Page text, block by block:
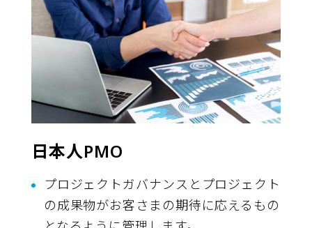
日本人PMO
プロジェクトガバナンスとプロジェクト
の成果物がお客さまの期待に応えるもの